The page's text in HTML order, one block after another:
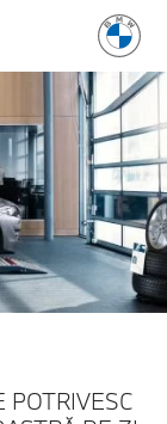
POTRIVESC